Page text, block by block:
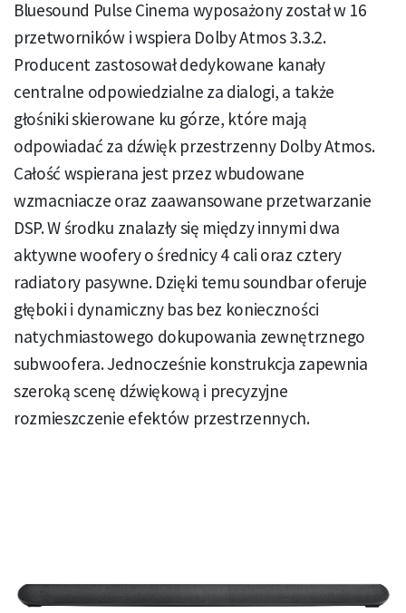
Bluesound Pulse Cinema wyposażony został w 16
przetworników i wspiera Dolby Atmos 3.3.2.
Producent zastosował dedykowane kanały
centralne odpowiedzialne za dialogi, a także
głośniki skierowane ku górze, które mają
odpowiadać za dźwięk przestrzenny Dolby Atmos.
Całość wspierana jest przez wbudowane
wzmacniacze oraz zaawansowane przetwarzanie
DSP. W środku znalazły się między innymi dwa
aktywne woofery o średnicy 4 cali oraz cztery
radiatory pasywne. Dzięki temu soundbar oferuje
głęboki i dynamiczny bas bez konieczności
natychmiastowego dokupowania zewnętrznego
subwoofera. Jednocześnie konstrukcja zapewnia
szeroką scenę dźwiękową i precyzyjne
rozmieszczenie efektów przestrzennych.